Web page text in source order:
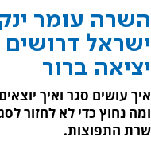
השרה עומר
ישראל דרושים
יציאה ברור
איך עושים סגר ואיך
ומה נחוץ כדי לא לחזור
שרת התפוצות.